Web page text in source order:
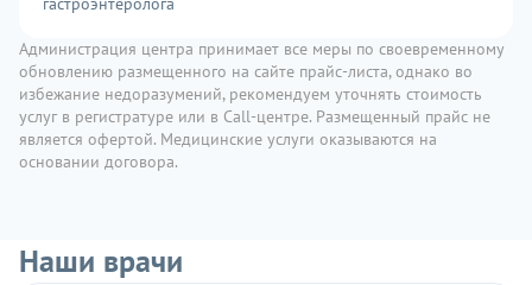
Администрация центра принимает все меры по своевременному
обновлению размещенного на сайте прайс-листа, однако во
избежание недоразумений, рекомендуем уточнять стоимость
услуг в регистратуре или в Call-центре. Размещенный прайс не
является офертой. Медицинские услуги оказываются на
основании договора.
Наши врачи